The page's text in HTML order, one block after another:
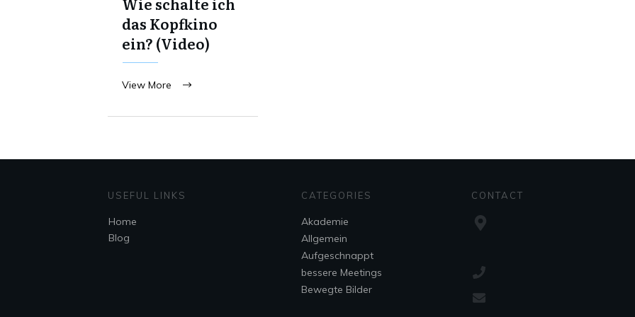
das Kopfkino
ein? (Video)
View More
USEFUL LINKS
Home
Blog
CATEGORIES
Akademie
Allgemein
Aufgeschnappt
bessere Meetings
Bewegte Bilder
CONTACT